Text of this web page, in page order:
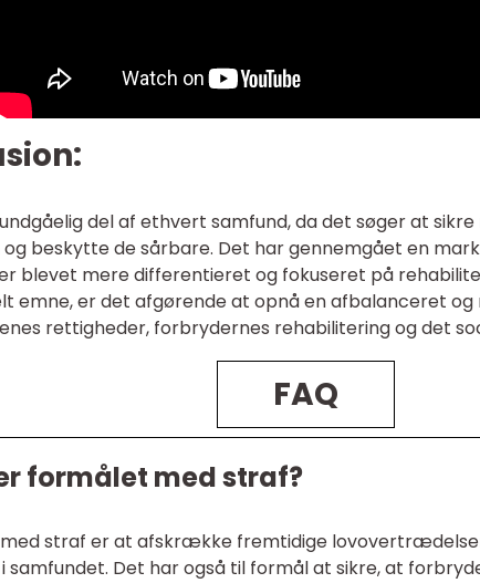
del af ethvert samfund, da det søger at
og beskytte de sårbare. Det har gennemgået en
blevet mere differentieret og fokuseret på
emne, er det afgørende at opnå en afbalanceret
rettigheder, forbrydernes rehabilitering og det
FAQ
formålet med straf?
straf er at afskrække fremtidige
samfundet. Det har også til formål at sikre, at